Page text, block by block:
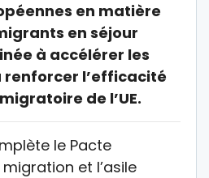
en matière
en séjour
à accélérer les
renforcer l’efficacité
de l’UE.
le Pacte
et l’asile